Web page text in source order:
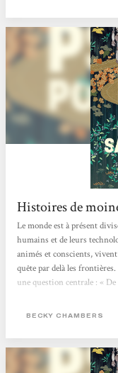
Histoires de
Le monde est à présent
humains et de leurs
animés et conscients,
quête par delà les
une question centrale : «
récit d’amitié et de quête
BECKY CHAMBERS